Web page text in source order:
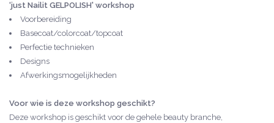
‘just Nailit GELPOLISH' workshop
Voorbereiding
Basecoat/colorcoat/topcoat
Perfectie technieken
Designs
Afwerkingsmogelijkheden
Voor wie is deze workshop geschikt?
Deze workshop is geschikt voor de gehele beauty branche,